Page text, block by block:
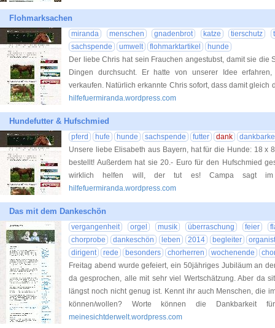
Flohmarksachen
miranda menschen gnadenbrot katze tierschutz
sachspende
umwelt flohmarktartikel
hunde
Der liebe Chris hat sein Frauchen angestubst, damit sie die
Dingen durchsucht. Er hatte von unserer Idee
verkaufen. Natürlich erkannte Chris sofort, dass damit
hilfefuermiranda.wordpress.com
Hundefutter & Hufschmied
pferd hufe hunde sachspende futter dank
Unsere liebe Elisabeth aus Bayern, hat für die Hunde: 18 x
bestellt! Außerdem hat sie 20.- Euro für den Hufschmied
wirklich helfen will, der tut es! Campa sagt
hilfefuermiranda.wordpress.com
Das mit dem Dankeschön
vergangenheit orgel musik überraschung feier
chorprobe
dankeschön leben 2014 begleiter
dirigent
rede besonders chorherren wochenende
Freitag abend wurde gefeiert, ein 50jähriges Jubiläum an
da gesprochen, alle mit sehr viel Wertschätzung. Aber da
längst noch nicht genug ist. Kennt ihr auch Menschen, die
können/wollen? Worte können die Dankbarkeit
meinesichtderwelt.wordpress.com